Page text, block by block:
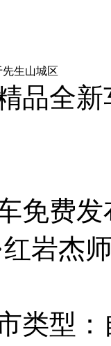
先生山城区
品全
免费
岩杰
类型